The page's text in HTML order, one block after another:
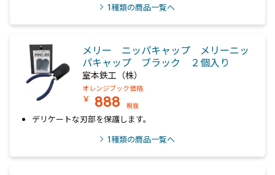
1種類の商品一覧へ
メリー ニッパキャップ メリーニッ
パキャップ ブラック ２個入り
室本鉄工（株）
オレンジブック価格
￥ 888 税抜
デリケートな刃部を保護します。
1種類の商品一覧へ